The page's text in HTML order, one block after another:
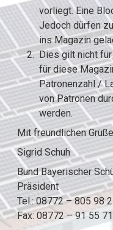
vorliegt. Eine
Jedoch dürfen
ins Magazin
Dies gilt nicht
für diese
Patronenzahl /
von Patronen
werden.
Mit freundlichen
Sigrid Schuh
Bund Bayerischer
Präsident
Tel.: 08772 – 805 98
Fax: 08772 – 91 55 71